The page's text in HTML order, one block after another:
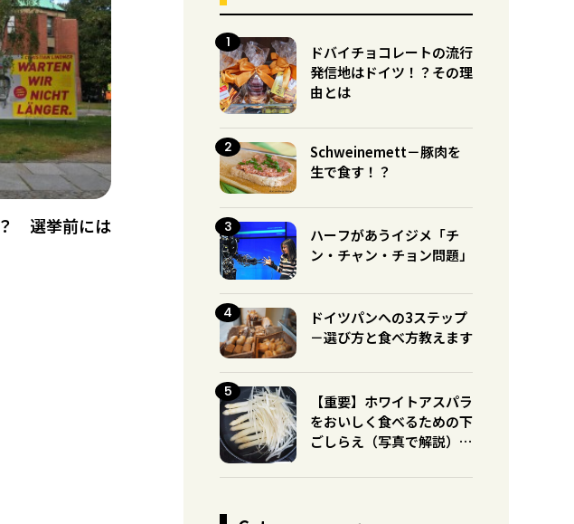
？ 選挙前には
ドバイチョコレートの流行
発信地はドイツ！？その理
由とは
Schweinemett－豚肉を
生で食す！？
ハーフがあうイジメ「チ
ン・チャン・チョン問題」
ドイツパンへの3ステップ
－選び方と食べ方教えます
【重要】ホワイトアスパラ
をおいしく食べるための下
ごしらえ（写真で解説）※